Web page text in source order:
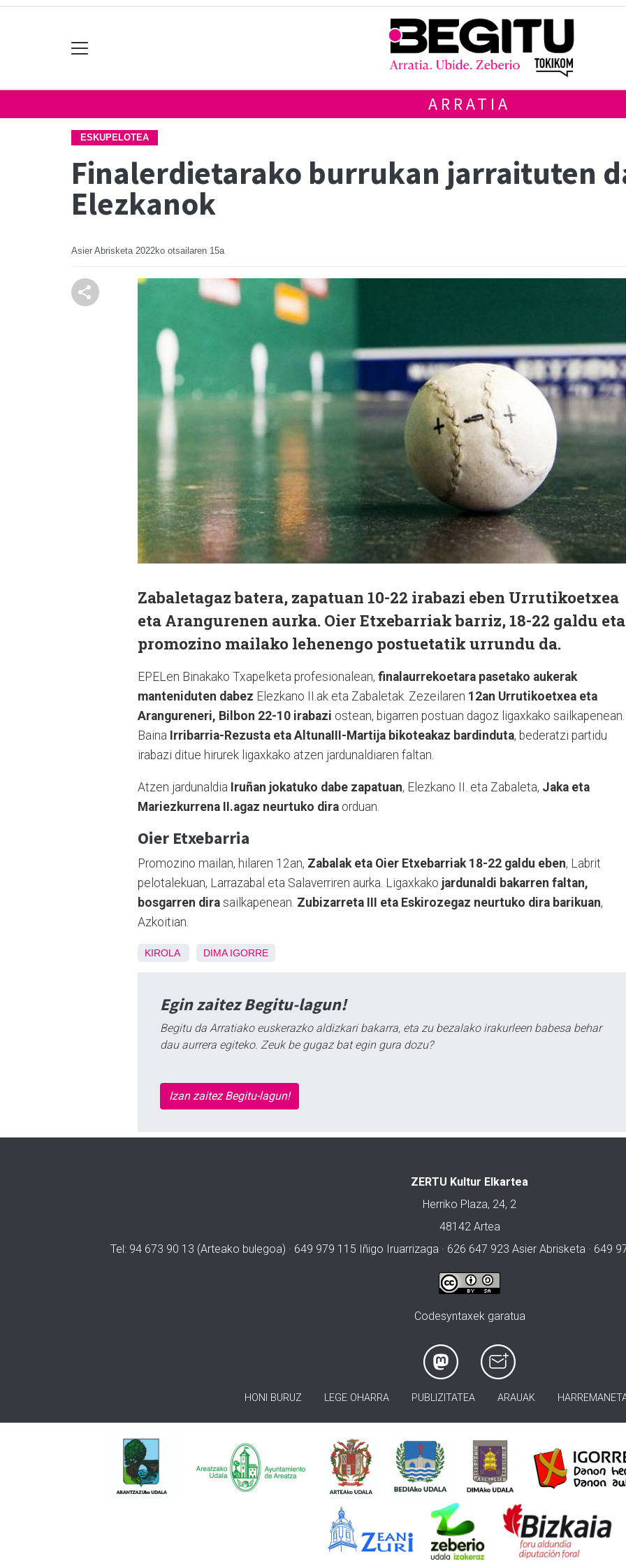
ARRATIA
ESKUPELOTEA
Finalerdietarako burrukan jarraituten
Elezkanok
Asier Abrisketa 2022ko otsailaren 15a
Zabaletagaz batera, zapatuan 10-22 irabazi eben Urrutikoetxea
eta Arangurenen aurka. Oier Etxebarriak barriz, 18-22 galdu eta
promozino mailako lehenengo postuetatik urrundu da.
EPELen Binakako Txapelketa profesionalean, finalaurrekoetara pasetako aukerak
manteniduten dabez Elezkano II.ak eta Zabaletak. Zezeilaren 12an Urrutikoetxea eta
Arangureneri, Bilbon 22-10 irabazi ostean, bigarren postuan dagoz ligaxkako sailkapenean.
Baina Irribarria-Rezusta eta AltunaIII-Martija bikoteakaz bardinduta, bederatzi partidu
irabazi ditue hirurek ligaxkako atzen jardunaldiaren faltan.
Atzen jardunaldia Iruñan jokatuko dabe zapatuan, Elezkano II. eta Zabaleta, Jaka eta
Mariezkurrena II.agaz neurtuko dira orduan.
Oier Etxebarria
Promozino mailan, hilaren 12an, Zabalak eta Oier Etxebarriak 18-22 galdu eben, Labrit
pelotalekuan, Larrazabal eta Salaverriren aurka. Ligaxkako jardunaldi bakarren faltan,
bosgarren dira sailkapenean. Zubizarreta III eta Eskirozegaz neurtuko dira barikuan,
Azkoitian.
KIROLA DIMA IGORRE
Egin zaitez Begitu-lagun!
Begitu da Arratiako euskerazko aldizkari bakarra, eta zu bezalako irakurleen babesa behar
dau aurrera egiteko. Zeuk be gugaz bat egin gura dozu?
Izan zaitez Begitu-lagun!
ZERTU Kultur Elkartea
Herriko Plaza, 24, 2
48142 Artea
Tel: 94 673 90 13 (Arteako bulegoa) · 649 979 115 Iñigo Iruarrizaga · 626 647 923 Asier Abrisketa · 649
Codesyntaxek garatua
HONI BURUZ LEGE OHARRA PUBLIZITATEA ARAUAK